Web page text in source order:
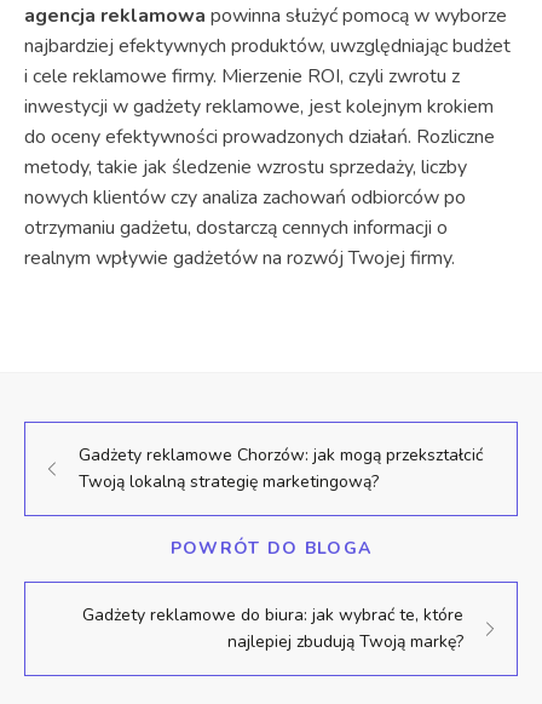
agencja reklamowa powinna służyć pomocą w wyborze
najbardziej efektywnych produktów, uwzględniając budżet
i cele reklamowe firmy. Mierzenie ROI, czyli zwrotu z
inwestycji w gadżety reklamowe, jest kolejnym krokiem
do oceny efektywności prowadzonych działań. Rozliczne
metody, takie jak śledzenie wzrostu sprzedaży, liczby
nowych klientów czy analiza zachowań odbiorców po
otrzymaniu gadżetu, dostarczą cennych informacji o
realnym wpływie gadżetów na rozwój Twojej firmy.
Gadżety reklamowe Chorzów: jak mogą przekształcić
Twoją lokalną strategię marketingową?
POWRÓT DO BLOGA
Gadżety reklamowe do biura: jak wybrać te, które
najlepiej zbudują Twoją markę?